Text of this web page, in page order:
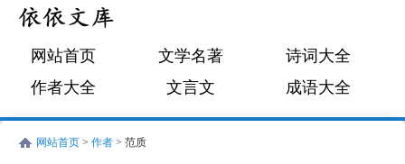
网站首页 文学名著
诗词大全
作者大全
文言文 成语大全
网站首页 > 作者 > 范质